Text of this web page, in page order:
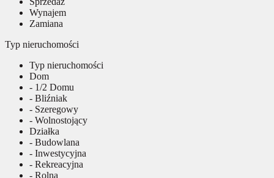
Wynajem
Zamiana
Typ nieruchomości
Typ nieruchomości
Dom
- 1/2 Domu
- Bliźniak
- Szeregowy
- Wolnostojący
Działka
- Budowlana
- Inwestycyjna
- Rekreacyjna
- Rolna